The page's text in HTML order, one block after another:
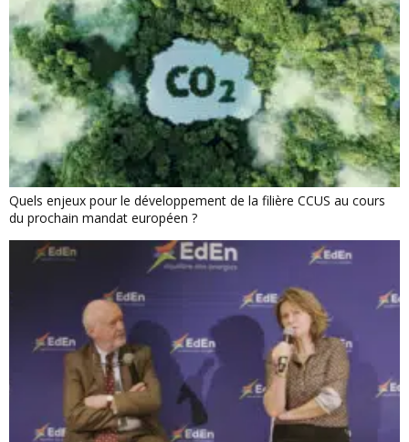
Quels enjeux pour le développement de la filière CCUS au cours
du prochain mandat européen ?